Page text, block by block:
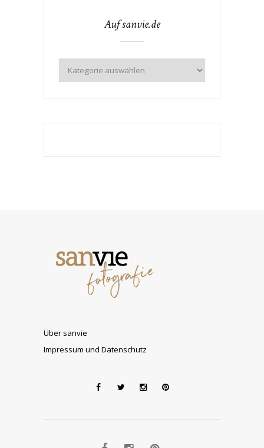
Auf sanvie.de
Über sanvie
Impressum und Datenschutz